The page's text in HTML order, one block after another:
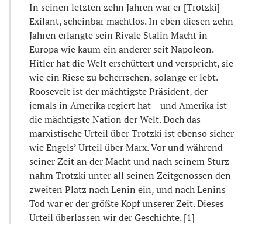
In seinen letzten zehn Jahren war er [Trotzki]
Exilant, scheinbar machtlos. In eben diesen zehn
Jahren erlangte sein Rivale Stalin Macht in
Europa wie kaum ein anderer seit Napoleon.
Hitler hat die Welt erschüttert und verspricht, sie
wie ein Riese zu beherrschen, solange er lebt.
Roosevelt ist der mächtigste Präsident, der
jemals in Amerika regiert hat – und Amerika ist
die mächtigste Nation der Welt. Doch das
marxistische Urteil über Trotzki ist ebenso sicher
wie Engels’ Urteil über Marx. Vor und während
seiner Zeit an der Macht und nach seinem Sturz
nahm Trotzki unter all seinen Zeitgenossen den
zweiten Platz nach Lenin ein, und nach Lenins
Tod war er der größte Kopf unserer Zeit. Dieses
Urteil überlassen wir der Geschichte. [1]